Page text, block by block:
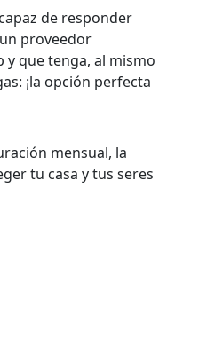
de responder
proveedor
que tenga, al mismo
¡la opción perfecta
mensual, la
tu casa y tus seres